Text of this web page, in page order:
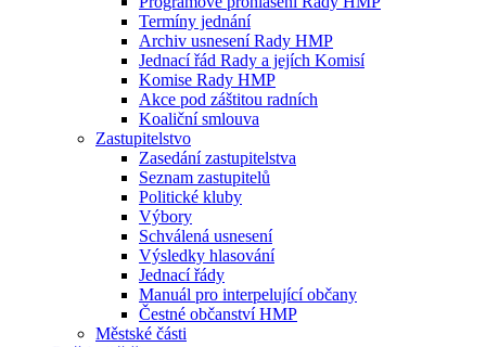
Termíny jednání
Archiv usnesení Rady HMP
Jednací řád Rady a jejích Komisí
Komise Rady HMP
Akce pod záštitou radních
Koaliční smlouva
Zastupitelstvo
Zasedání zastupitelstva
Seznam zastupitelů
Politické kluby
Výbory
Schválená usnesení
Výsledky hlasování
Jednací řády
Manuál pro interpelující občany
Čestné občanství HMP
Městské části